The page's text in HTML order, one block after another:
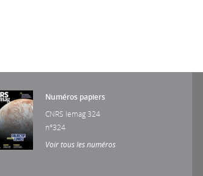
Numéros papiers
CNRS lemag 324
n°324
Voir tous les numéros